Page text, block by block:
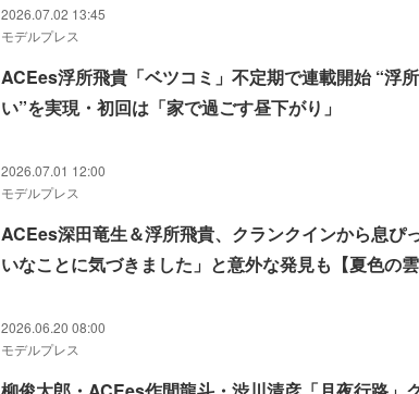
2026.07.02 13:45
モデルプレス
ACEes浮所飛貴「ベツコミ」不定期で連載開始 “浮
い”を実現・初回は「家で過ごす昼下がり」
2026.07.01 12:00
モデルプレス
ACEes深田竜生＆浮所飛貴、クランクインから息ぴ
いなことに気づきました」と意外な発見も【夏色の
2026.06.20 08:00
モデルプレス